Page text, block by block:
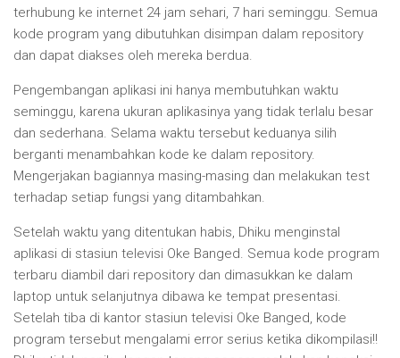
terhubung ke internet 24 jam sehari, 7 hari seminggu. Semua
kode program yang dibutuhkan disimpan dalam repository
dan dapat diakses oleh mereka berdua.
Pengembangan aplikasi ini hanya membutuhkan waktu
seminggu, karena ukuran aplikasinya yang tidak terlalu besar
dan sederhana. Selama waktu tersebut keduanya silih
berganti menambahkan kode ke dalam repository.
Mengerjakan bagiannya masing-masing dan melakukan test
terhadap setiap fungsi yang ditambahkan.
Setelah waktu yang ditentukan habis, Dhiku menginstal
aplikasi di stasiun televisi Oke Banged. Semua kode program
terbaru diambil dari repository dan dimasukkan ke dalam
laptop untuk selanjutnya dibawa ke tempat presentasi.
Setelah tiba di kantor stasiun televisi Oke Banged, kode
program tersebut mengalami error serius ketika dikompilasi!!